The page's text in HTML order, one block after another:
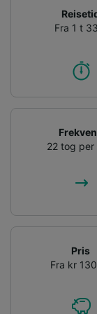
Fra 1 t
22 tog per
Pris
Fra kr